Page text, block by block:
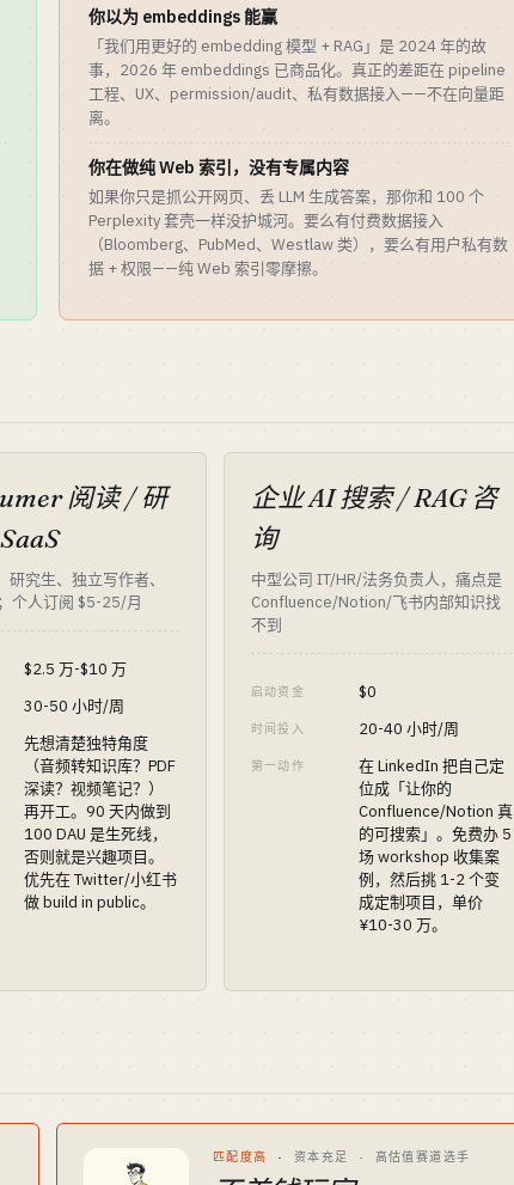
你以为 embeddings 能赢
「我们用更好的 embedding 模型 + RAG」是 2024 年的故
事，2026 年 embeddings 已商品化。真正的差距在 pipeline
工程、UX、permission/audit、私有数据接入——不在向量距
离。
你在做纯 Web 索引，没有专属内容
如果你只是抓公开网页、丢 LLM 生成答案，那你和 100 个
Perplexity 套壳一样没护城河。要么有付费数据接入
（Bloomberg、PubMed、Westlaw 类），要么有用户私有数
据 + 权限——纯 Web 索引零摩擦。
阅读 / 研
研究生、独立写作者、
个人订阅 $5-25/月
$2.5 万-$10 万
30-50 小时/周
先想清楚独特角度
（音频转知识库？PDF
深读？视频笔记？）
再开工。90 天内做到
100 DAU 是生死线，
否则就是兴趣项目。
优先在 Twitter/小红书
做 build in public。
企业 AI 搜索 / RAG 咨
询
中型公司 IT/HR/法务负责人，痛点是
Confluence/Notion/飞书内部知识找
不到
启动资金 $0
时间投入 20-40 小时/周
第一动作
在 LinkedIn 把自己定
位成「让你的
Confluence/Notion 真
的可搜索」。免费办 5
场 workshop 收集案
例，然后挑 1-2 个变
成定制项目，单价
¥10-30 万。
匹配度高 · 资本充足 · 高估值赛道选手